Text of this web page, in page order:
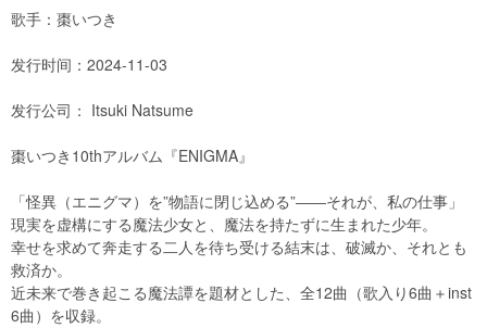
歌手：棗いつき
发行时间：2024-11-03
发行公司： Itsuki Natsume
棗いつき10thアルバム『ENIGMA』
「怪異（エニグマ）を”物語に閉じ込める”――それが、私の仕事」
現実を虚構にする魔法少女と、魔法を持たずに生まれた少年。
幸せを求めて奔走する二人を待ち受ける結末は、破滅か、それとも
救済か。
近未来で巻き起こる魔法譚を題材とした、全12曲（歌入り6曲＋inst
6曲）を収録。